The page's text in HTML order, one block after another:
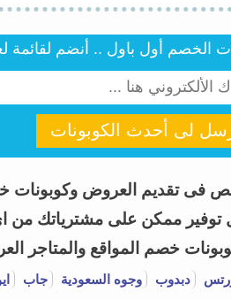
أول باول .. أنضم لقائمة
لى أحدث الكوبونات
ممكن على مشترياتك من
خصم المواقع والمتاجر
دبدوب وجوه السعودية جاب